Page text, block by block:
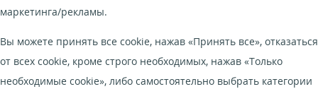
маркетинга/рекламы.
Вы можете принять все cookie, нажав «Принять все», отказаться
от всех cookie, кроме строго необходимых, нажав «Только
необходимые cookie», либо самостоятельно выбрать категории